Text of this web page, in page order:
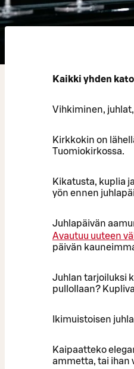
Kaikki yhden
Vihkiminen,
Kirkkokin on
Tuomiokirkossa.
Kikatusta, kuplia
yön ennen
Juhlapäivän
Avautuu uuteen
päivän
Juhlan tarjoiluksi
pullollaan?
Ikimuistoisen
Kaipaatteko
ammetta, tai ihan